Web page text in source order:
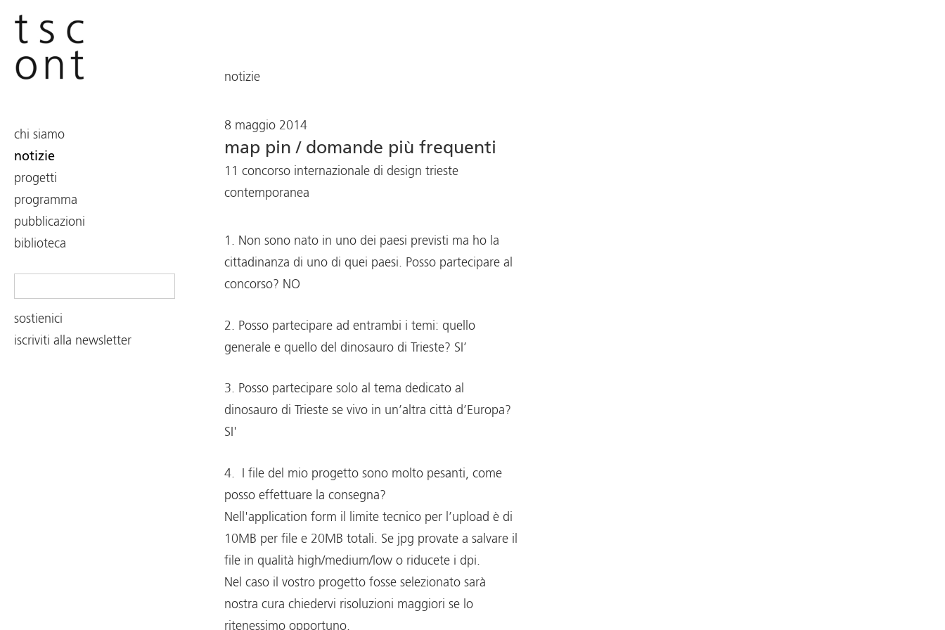
chi siamo
notizie
progetti
programma
pubblicazioni
biblioteca
sostienici
iscriviti alla newsletter
notizie
8 maggio 2014
map pin / domande più frequenti
11 concorso internazionale di design trieste
contemporanea
1. Non sono nato in uno dei paesi previsti ma ho la
cittadinanza di uno di quei paesi. Posso partecipare al
concorso? NO
2. Posso partecipare ad entrambi i temi: quello
generale e quello del dinosauro di Trieste? SI’
3. Posso partecipare solo al tema dedicato al
dinosauro di Trieste se vivo in un’altra città d’Europa?
SI'
4. I file del mio progetto sono molto pesanti, come
posso effettuare la consegna?
Nell'application form il limite tecnico per l’upload è di
10MB per file e 20MB totali. Se jpg provate a salvare il
file in qualità high/medium/low o riducete i dpi.
Nel caso il vostro progetto fosse selezionato sarà
nostra cura chiedervi risoluzioni maggiori se lo
ritenessimo opportuno.